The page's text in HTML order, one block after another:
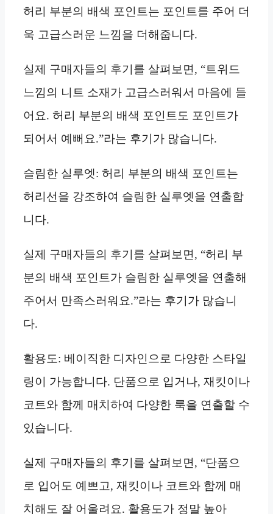
허리 부분의 배색 포인트는 포인트를 주어 더
욱 고급스러운 느낌을 더해줍니다.
실제 구매자들의 후기를 살펴보면, “트위드
느낌의 니트 소재가 고급스러워서 마음에 들
어요. 허리 부분의 배색 포인트도 포인트가
되어서 예뻐요.”라는 후기가 많습니다.
슬림한 실루엣: 허리 부분의 배색 포인트는
허리선을 강조하여 슬림한 실루엣을 연출합
니다.
실제 구매자들의 후기를 살펴보면, “허리 부
분의 배색 포인트가 슬림한 실루엣을 연출해
주어서 만족스러워요.”라는 후기가 많습니
다.
활용도: 베이직한 디자인으로 다양한 스타일
링이 가능합니다. 단품으로 입거나, 재킷이나
코트와 함께 매치하여 다양한 룩을 연출할 수
있습니다.
실제 구매자들의 후기를 살펴보면, “단품으
로 입어도 예쁘고, 재킷이나 코트와 함께 매
치해도 잘 어울려요. 활용도가 정말 높아